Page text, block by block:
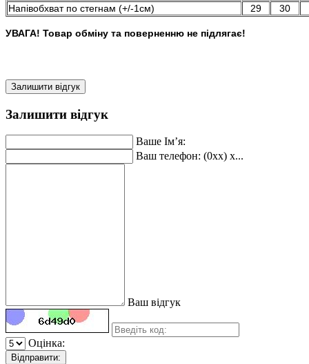
Напівобхват по стегнам (+/-1см)
29 30
УВАГА! Товар обміну та поверненню не підлягає!
Залишити відгук
Залишити відгук
Ваше Ім’я:
Ваш телефон: (0xx) x...
Ваш відгук
Оцінка:
Відправити: